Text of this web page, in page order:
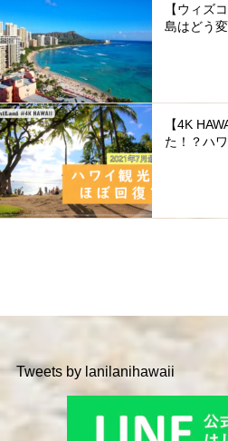
【ウィズ
島はどう
【4K
た！？ハ
Tweets by lanilanihawaii